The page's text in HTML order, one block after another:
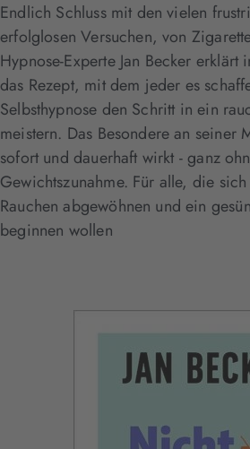
Endlich Schluss mit den vielen
erfolglosen Versuchen, von
Hypnose-Experte Jan Becker erklärt
das Rezept, mit dem jeder es
Selbsthypnose den Schritt in ein
meistern. Das Besondere an seiner
sofort und dauerhaft wirkt - ganz
Gewichtszunahme. Für alle, die
Rauchen abgewöhnen und ein
beginnen wollen